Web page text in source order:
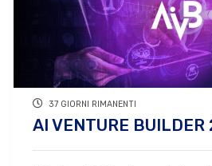
37 GIORNI RIMANENTI
AI VENTURE BUILDER